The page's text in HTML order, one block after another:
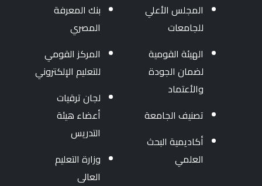
المجلس الأعلي
للجامعات
الهيئة القومية
لضمان الجودة
والأعتماد
تصنيف الجامعة
أكاديمية البحث
العلمي
بنك المعرفة
المصري
المركز القومي
للتعليم الإلكتروني
لجان ترقيات
أعضاء هيئة
التدريس
وزارة التعليم
العالى